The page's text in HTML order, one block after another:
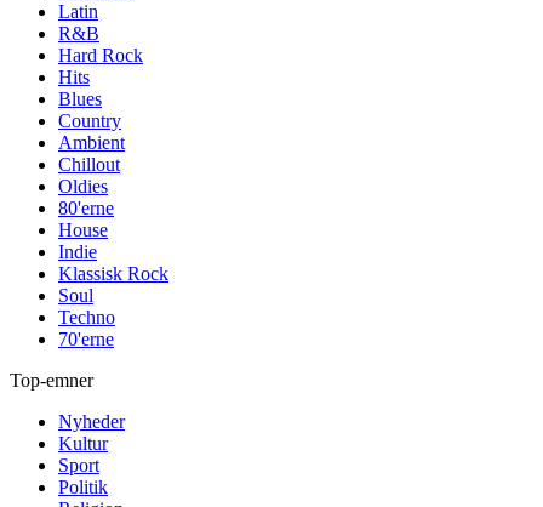
Latin
R&B
Hard Rock
Hits
Blues
Country
Ambient
Chillout
Oldies
80'erne
House
Indie
Klassisk Rock
Soul
Techno
70'erne
Top-emner
Nyheder
Kultur
Sport
Politik